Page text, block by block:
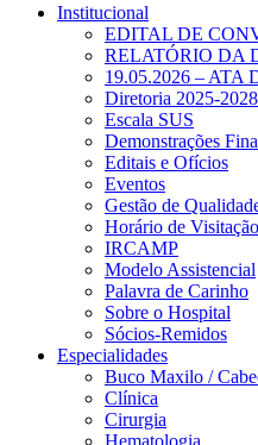
Institucional
EDITAL DE
RELATÓRIO DA
19.05.2026 –
Diretoria 2025-
Escala SUS
Demonstrações
Editais e Ofícios
Eventos
Gestão de
Horário de Visitação
IRCAMP
Modelo Assistencial
Palavra de Carinho
Sobre o Hospital
Sócios-Remidos
Especialidades
Buco Maxilo /
Clínica
Cirurgia
Hematologia